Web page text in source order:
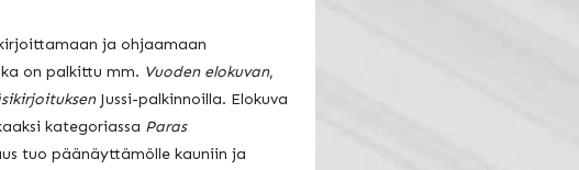
ja ohjaamaan
on palkittu mm. Vuoden elokuvan,
Jussi-palkinnoilla. Elokuva
kategoriassa Paras
tuo päänäyttämölle kauniin ja